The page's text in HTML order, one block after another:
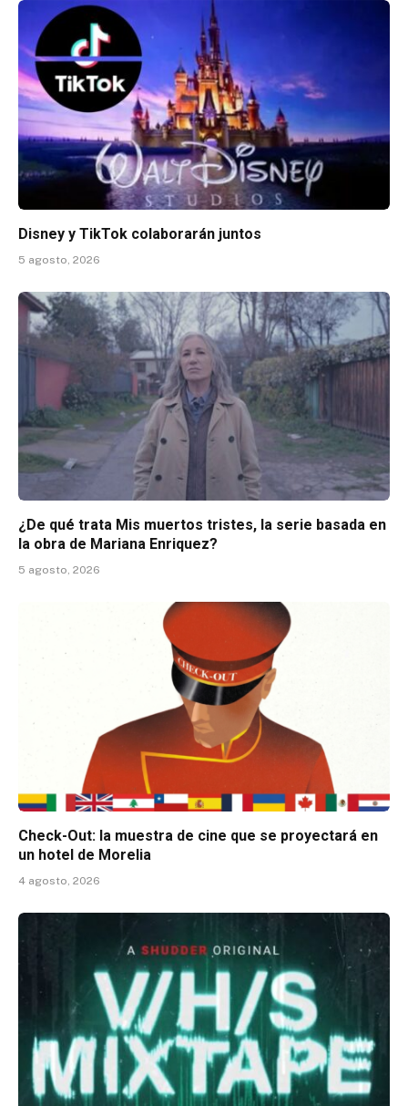
Disney y TikTok colaborarán juntos
5 agosto, 2026
¿De qué trata Mis muertos tristes, la serie basada en
la obra de Mariana Enriquez?
5 agosto, 2026
Check-Out: la muestra de cine que se proyectará en
un hotel de Morelia
4 agosto, 2026